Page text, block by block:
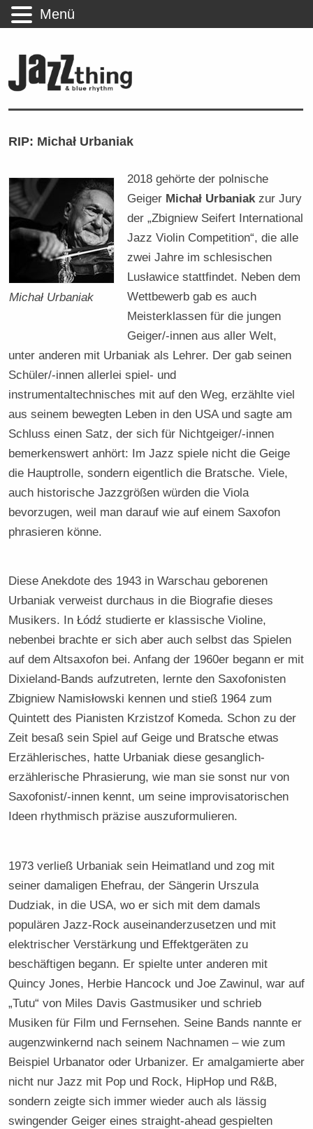
RIP: Michał Urbaniak
Michał Urbaniak
2018 gehörte der polnische
Geiger Michał Urbaniak zur Jury
der „Zbigniew Seifert International
Jazz Violin Competition“, die alle
zwei Jahre im schlesischen
Lusławice stattfindet. Neben dem
Wettbewerb gab es auch
Meisterklassen für die jungen
Geiger/-innen aus aller Welt,
unter anderen mit Urbaniak als Lehrer. Der gab seinen
Schüler/-innen allerlei spiel- und
instrumentaltechnisches mit auf den Weg, erzählte viel
aus seinem bewegten Leben in den USA und sagte am
Schluss einen Satz, der sich für Nichtgeiger/-innen
bemerkenswert anhört: Im Jazz spiele nicht die Geige
die Hauptrolle, sondern eigentlich die Bratsche. Viele,
auch historische Jazzgrößen würden die Viola
bevorzugen, weil man darauf wie auf einem Saxofon
phrasieren könne.
Diese Anekdote des 1943 in Warschau geborenen
Urbaniak verweist durchaus in die Biografie dieses
Musikers. In Łódź studierte er klassische Violine,
nebenbei brachte er sich aber auch selbst das Spielen
auf dem Altsaxofon bei. Anfang der 1960er begann er mit
Dixieland-Bands aufzutreten, lernte den Saxofonisten
Zbigniew Namisłowski kennen und stieß 1964 zum
Quintett des Pianisten Krzistzof Komeda. Schon zu der
Zeit besaß sein Spiel auf Geige und Bratsche etwas
Erzählerisches, hatte Urbaniak diese gesanglich-
erzählerische Phrasierung, wie man sie sonst nur von
Saxofonist/-innen kennt, um seine improvisatorischen
Ideen rhythmisch präzise auszuformulieren.
1973 verließ Urbaniak sein Heimatland und zog mit
seiner damaligen Ehefrau, der Sängerin Urszula
Dudziak, in die USA, wo er sich mit dem damals
populären Jazz-Rock auseinanderzusetzen und mit
elektrischer Verstärkung und Effektgeräten zu
beschäftigen begann. Er spielte unter anderen mit
Quincy Jones, Herbie Hancock und Joe Zawinul, war auf
„Tutu“ von Miles Davis Gastmusiker und schrieb
Musiken für Film und Fernsehen. Seine Bands nannte er
augenzwinkernd nach seinem Nachnamen – wie zum
Beispiel Urbanator oder Urbanizer. Er amalgamierte aber
nicht nur Jazz mit Pop und Rock, HipHop und R&B,
sondern zeigte sich immer wieder auch als lässig
swingender Geiger eines straight-ahead gespielten
Menü